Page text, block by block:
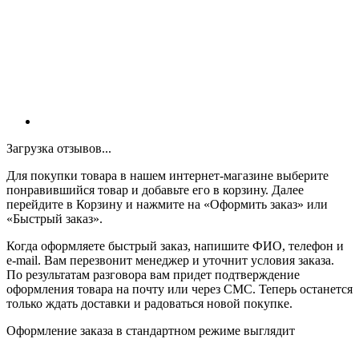
Загрузка отзывов...
Для покупки товара в нашем интернет-магазине выберите
понравившийся товар и добавьте его в корзину. Далее
перейдите в Корзину и нажмите на «Оформить заказ» или
«Быстрый заказ».
Когда оформляете быстрый заказ, напишите ФИО, телефон и
e-mail. Вам перезвонит менеджер и уточнит условия заказа.
По результатам разговора вам придет подтверждение
оформления товара на почту или через СМС. Теперь останется
только ждать доставки и радоваться новой покупке.
Оформление заказа в стандартном режиме выглядит